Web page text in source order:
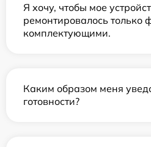
Я хочу, чтобы мое
ремонтировалось
комплектующими.
Каким образом меня
готовности?